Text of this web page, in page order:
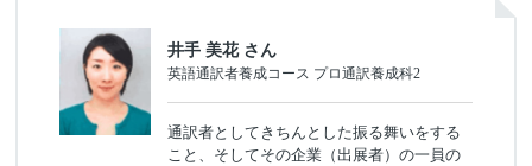
井手 美花 さん
英語通訳者養成コース プロ通訳養成科2
通訳者としてきちんとした振る舞いをする
こと、そしてその企業（出展者）の一員の